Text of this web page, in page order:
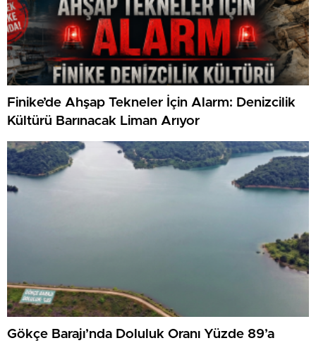
Finike’de Ahşap Tekneler İçin Alarm: Denizcilik
Kültürü Barınacak Liman Arıyor
Gökçe Barajı’nda Doluluk Oranı Yüzde 89’a